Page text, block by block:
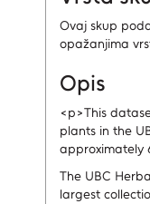
Ovaj skup
opažanjima
Opis
<p>This
plants in the
approximately
The UBC
largest